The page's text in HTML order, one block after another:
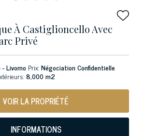
À Castiglioncello Avec
Privé
Livorno Prix:Négociation Confidentielle
8,000 m2
VOIR LA PROPRIÉTÉ
INFORMATIONS